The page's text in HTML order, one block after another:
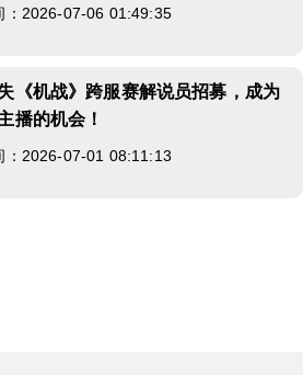
：2026-07-06 01:49:35
《机战》跨服赛解说员招募，成为
播的机会！
：2026-07-01 08:11:13